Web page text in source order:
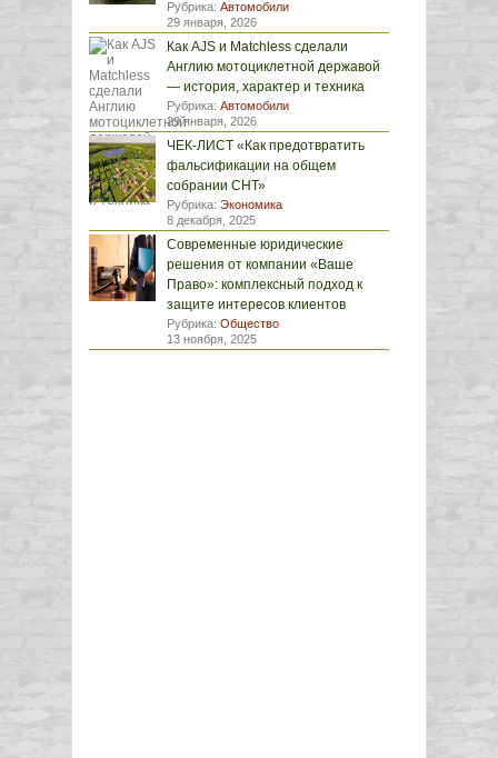
Рубрика: Автомобили
29 января, 2026
Как AJS и Matchless сделали
Англию мотоциклетной державой
— история, характер и техника
Рубрика: Автомобили
29 января, 2026
ЧЕК-ЛИСТ «Как предотвратить
фальсификации на общем
собрании СНТ»
Рубрика: Экономика
8 декабря, 2025
Современные юридические
решения от компании «Ваше
Право»: комплексный подход к
защите интересов клиентов
Рубрика: Общество
13 ноября, 2025